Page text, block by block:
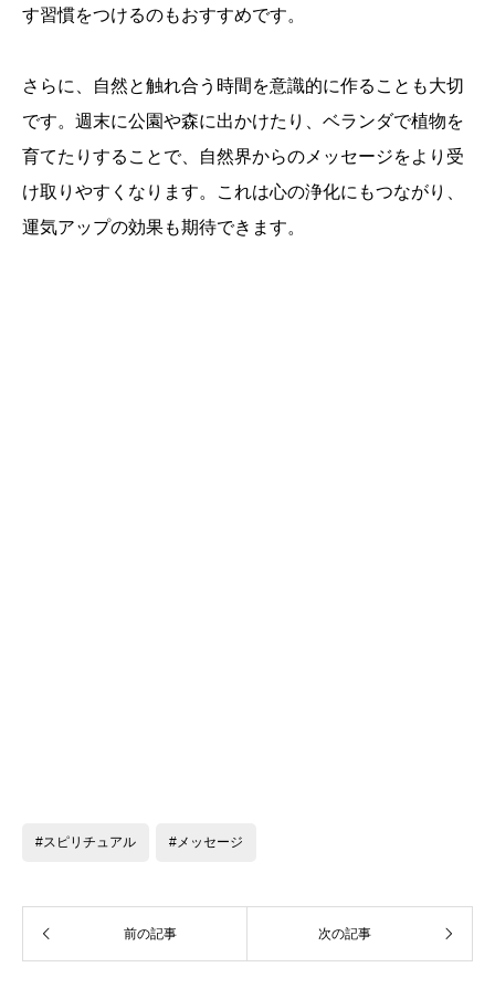
す習慣をつけるのもおすすめです。
さらに、自然と触れ合う時間を意識的に作ることも大切
です。週末に公園や森に出かけたり、ベランダで植物を
育てたりすることで、自然界からのメッセージをより受
け取りやすくなります。これは心の浄化にもつながり、
運気アップの効果も期待できます。
#スピリチュアル #メッセージ
前の記事 次の記事